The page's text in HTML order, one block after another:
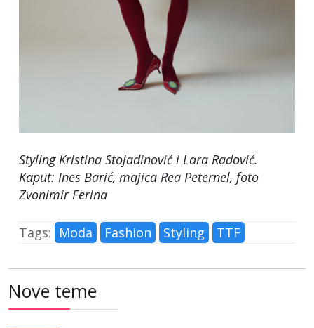
Styling Kristina Stojadinović i Lara Radović.
Kaput: Ines Barić, majica Rea Peternel, foto
Zvonimir Ferina
Tags: Moda Fashion Styling TTF
Nove teme